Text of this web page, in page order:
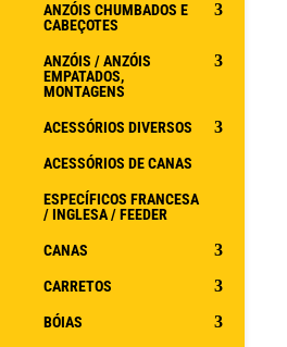
ANZÓIS CHUMBADOS E
CABEÇOTES
ANZÓIS / ANZÓIS
EMPATADOS,
MONTAGENS
ACESSÓRIOS DIVERSOS
ACESSÓRIOS DE CANAS
ESPECÍFICOS FRANCESA
/ INGLESA / FEEDER
CANAS
CARRETOS
BÓIAS